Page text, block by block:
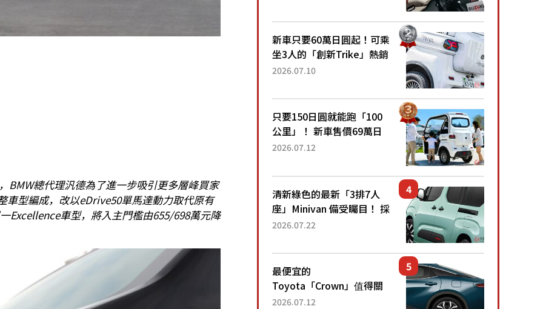
BMW總代理汎德為了進一步吸引更多層峰買家
型編成，改以eDrive50單馬達動力取代原有
Excellence車型，將入主門檻由655/698萬元降
已陸續開始出口的新款
「B...
新車只要60萬日圓起！可乘
坐3人的「創新Trike」熱銷
大賣成為人氣車款！「養車
日圓就能跑100公里」「小
朋友坐得...
2026.07.10
只要150日圓就能跑「100
公里」！ 新車售價69萬日
圓的「3人座」Trike大受歡
為何能迅速熱賣？
2026.07.12
清新綠色的最新「3排7人
座」Minivan 備受矚目！ 採
用全長4.7公尺剛剛好的車
還推出467萬元日圓起的5
人座版...
2026.07.22
最便宜的
Toyota「Crown」值得關
注！ 搭載4WD、每公升
2026.07.12